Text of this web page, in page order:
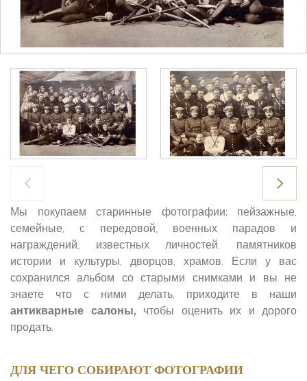
Мы покупаем старинные фотографии: пейзажные,
семейные, с передовой, военных парадов и
награждений, известных личностей, памятников
истории и культуры, дворцов, храмов. Если у вас
сохранился альбом со старыми снимками и вы не
знаете что с ними делать, приходите в наши
антикварные салоны, чтобы оценить их и дорого
продать.
ДЛЯ ЧЕГО СОБИРАЮТ ФОТОГРАФИИ